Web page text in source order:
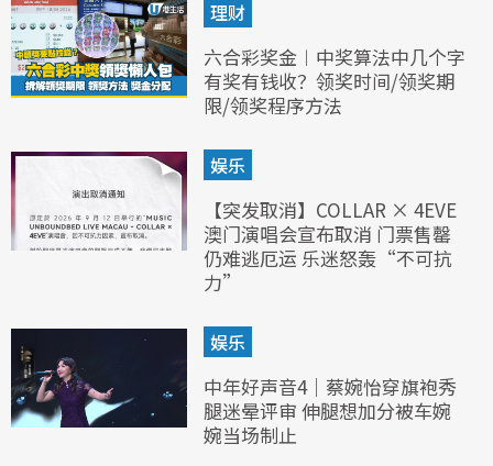
理财
六合彩奖金︱中奖算法中几个字
有奖有钱收？领奖时间/领奖期
限/领奖程序方法
娱乐
【突发取消】COLLAR × 4EVE
澳门演唱会宣布取消 门票售罄
仍难逃厄运 乐迷怒轰“不可抗
力”
娱乐
中年好声音4｜蔡婉怡穿旗袍秀
腿迷晕评审 伸腿想加分被车婉
婉当场制止